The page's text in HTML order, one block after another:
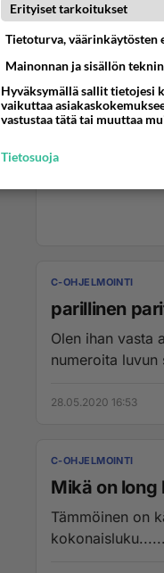
C-OHJELMOINTI
parillinen
Olen ihan vasta
numeroita luvun
28.05.2020 16:53
C-OHJELMOINTI
Mikä
Tämmöinen on
kokonaisluku......
Erityiset tarkoitukset
Tietoturva, väärinkäytösten
Mainonnan ja sisällön
Hyväksymällä sallit tietojesi
vaikuttaa
vastustaa tätä tai muuttaa
Tietosuoja